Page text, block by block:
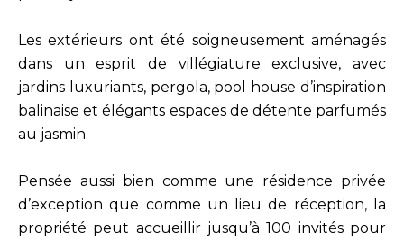
Les extérieurs ont été soigneusement aménagés
dans un esprit de villégiature exclusive, avec
jardins luxuriants, pergola, pool house d’inspiration
balinaise et élégants espaces de détente parfumés
au jasmin.
Pensée aussi bien comme une résidence privée
d’exception que comme un lieu de réception, la
propriété peut accueillir jusqu’à 100 invités pour